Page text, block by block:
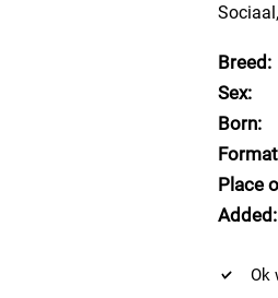
Breed:
Sex:
Born:
Place
Added:
Ok